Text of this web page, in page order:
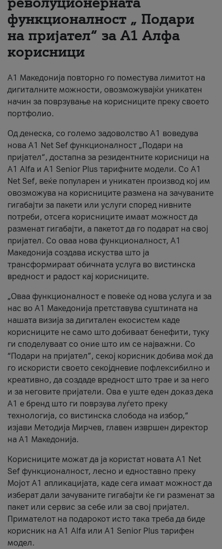
За нас
#ПодобарОнлајн
функционалност „ Подари
на пријател“ за А1 Алфа
корисници
А1 Македонија повторно го поместува лимитот на
дигиталните можности, овозможувајќи уникатен
начин за поврзување на корисниците преку своето
портфолио.
Од денеска, со големо задоволство А1 воведува
нова A1 Net Sef функционалност „Подари на
пријател“, достапна за резидентните корисници на
А1 Alfa и A1 Senior Plus тарифните модели. Со A1
Net Sef, веќе популарен и уникатен производ кој им
овозможува на корисниците размена на зачуваните
гигабајти за пакети или услуги според нивните
потреби, отсега корисниците имаат можност да
разменат гигабајти, а пакетот да го подарат на свој
пријател. Со оваа нова функционалност, А1
Македонија создава искуства што ја
трансформираат обичната услуга во вистинска
вредност и радост кај корисниците.
„Оваа функционалност е повеќе од нова услуга и за
нас во А1 Македонија претставува суштината на
нашата визија за дигитален екосистем каде
корисниците не само што добиваат бенефити, туку
ги споделуваат со оние што им се најважни. Со
“Подари на пријател”, секој корисник добива моќ да
го искористи своето секојдневие пофлексибилно и
креативно, да создаде вредност што трае и за него
и за неговите пријатели. Ова е уште еден доказ дека
А1 е бренд што ги поврзува луѓето преку
технологија, со вистинска слобода на избор,“
изјави Методија Мирчев, главен извршен директор
на А1 Македонија.
Корисниците можат да ја користат новата А1 Net
Sef функционалност, лесно и едноставно преку
Мојот А1 апликацијата, каде сега имаат можност да
изберат дали зачуваните гигабајти ќе ги разменат за
пакет или сервис за себе или за свој пријател.
Примателот на подарокот исто така треба да биде
корисник на А1 Alfa или A1 Senior Plus тарифен
модел.